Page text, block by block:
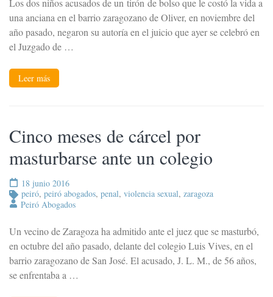
Los dos niños acusados de un tirón de bolso que le costó la vida a
una anciana en el barrio zaragozano de Oliver, en noviembre del
año pasado, negaron su autoría en el juicio que ayer se celebró en
el Juzgado de …
Leer más
Cinco meses de cárcel por
masturbarse ante un colegio
18 junio 2016
peiró, peiró abogados, penal, violencia sexual, zaragoza
Peiró Abogados
Un vecino de Zaragoza ha admitido ante el juez que se masturbó,
en octubre del año pasado, delante del colegio Luis Vives, en el
barrio zaragozano de San José. El acusado, J. L. M., de 56 años,
se enfrentaba a …